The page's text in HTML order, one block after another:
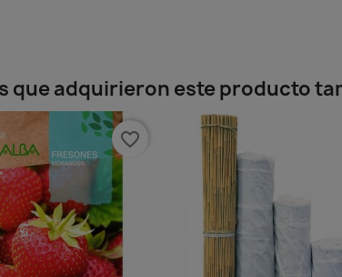
que adquirieron este producto
favorite_border